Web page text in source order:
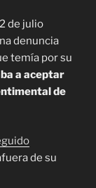
de julio
denuncia
temía por su
a aceptar
de
de su